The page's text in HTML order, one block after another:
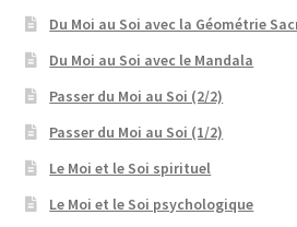
Du Moi au Soi avec la Géométrie
Du Moi au Soi avec le Mandala
Passer du Moi au Soi (2/2)
Passer du Moi au Soi (1/2)
Le Moi et le Soi spirituel
Le Moi et le Soi psychologique